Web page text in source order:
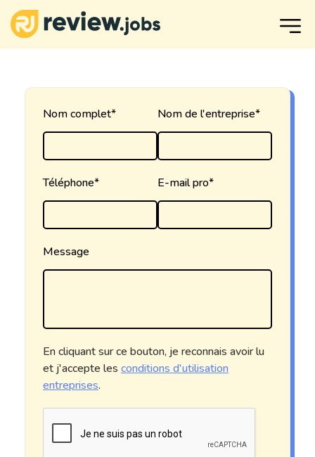
Nom complet* Nom de l'entreprise*
Téléphone* E-mail pro*
Message
En cliquant sur ce bouton, je reconnais avoir lu
et j'accepte les conditions d'utilisation
entreprises.